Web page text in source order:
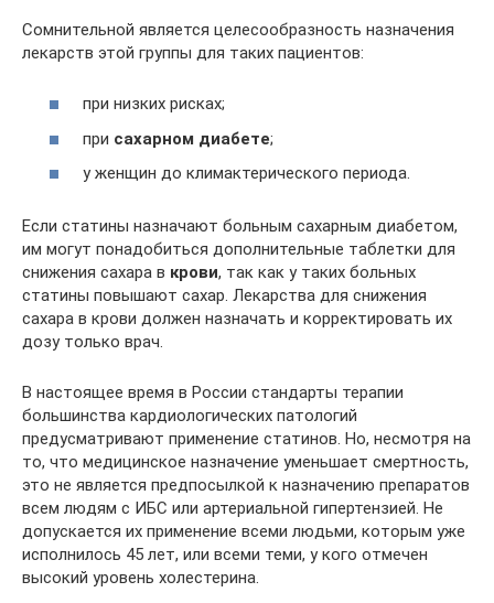
Сомнительной является целесообразность назначения
лекарств этой группы для таких пациентов:
при низких рисках;
при сахарном диабете;
у женщин до климактерического периода.
Если статины назначают больным сахарным диабетом,
им могут понадобиться дополнительные таблетки для
снижения сахара в крови, так как у таких больных
статины повышают сахар. Лекарства для снижения
сахара в крови должен назначать и корректировать их
дозу только врач.
В настоящее время в России стандарты терапии
большинства кардиологических патологий
предусматривают применение статинов. Но, несмотря на
то, что медицинское назначение уменьшает смертность,
это не является предпосылкой к назначению препаратов
всем людям с ИБС или артериальной гипертензией. Не
допускается их применение всеми людьми, которым уже
исполнилось 45 лет, или всеми теми, у кого отмечен
высокий уровень холестерина.